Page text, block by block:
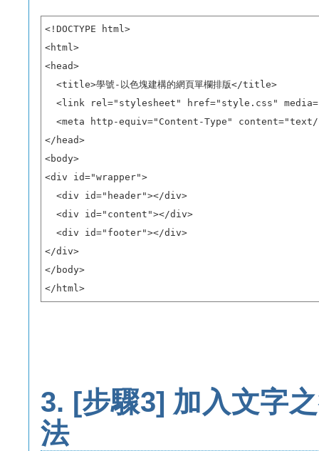
<!DOCTYPE html>
<html>
<head>
  <title>學號-以色塊建構的網頁單欄排版</title>
<link rel="stylesheet" href="style.css"
<meta http-equiv="Content-Type"
</head>
<body>
<div id="wrapper">
  <div id="header"></div>
  <div id="content"></div>
  <div id="footer"></div>
</div>
</body>
</html>
3. [步驟3] 加入文字
法